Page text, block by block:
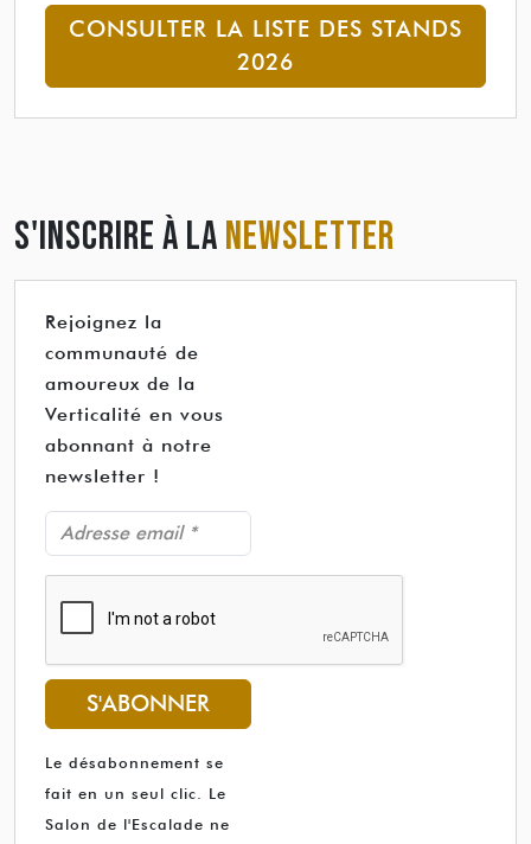
CONSULTER LA LISTE DES STANDS
2026
S'INSCRIRE À LA NEWSLETTER
Rejoignez la
communauté de
amoureux de la
Verticalité en vous
abonnant à notre
newsletter !
S'ABONNER
Le désabonnement se
fait en un seul clic. Le
Salon de l'Escalade ne